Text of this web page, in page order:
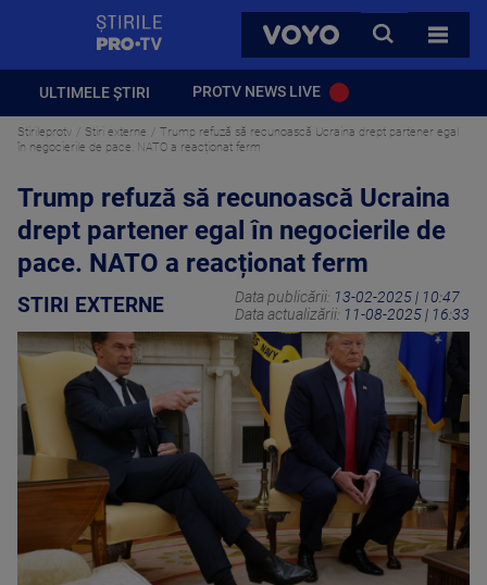
VOYO
CAUTA
TOATE
ULTIMELE ȘTIRI PROTV NEWS LIVE
Stirileprotv Stiri externe
Trump refuză să recunoască Ucraina drept partener egal
în negocierile de pace. NATO a reacționat ferm
Trump refuză să recunoască Ucraina
drept partener egal în negocierile de
pace. NATO a reacționat ferm
STIRI EXTERNE Data publicării: 13-02-2025 | 10:47
Data actualizării: 11-08-2025 | 16:33